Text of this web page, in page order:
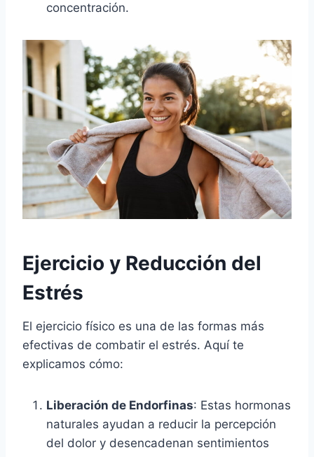
concentración.
Ejercicio y Reducción del
Estrés
El ejercicio físico es una de las formas más
efectivas de combatir el estrés. Aquí te
explicamos cómo:
Liberación de Endorfinas: Estas hormonas
naturales ayudan a reducir la percepción
del dolor y desencadenan sentimientos